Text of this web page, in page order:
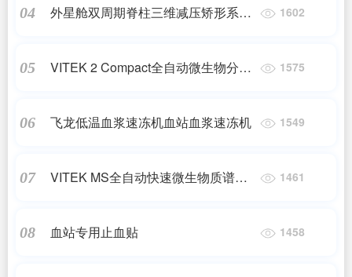
04
外星舱双周期脊柱三维减压矫形系统/
1602
05
VITEK 2 Compact全自动微生物分析
1575
06 飞龙低温血浆速冻机血站血浆速冻机 1549
07
VITEK MS全自动快速微生物质谱检
1461
08 血站专用止血贴 1458